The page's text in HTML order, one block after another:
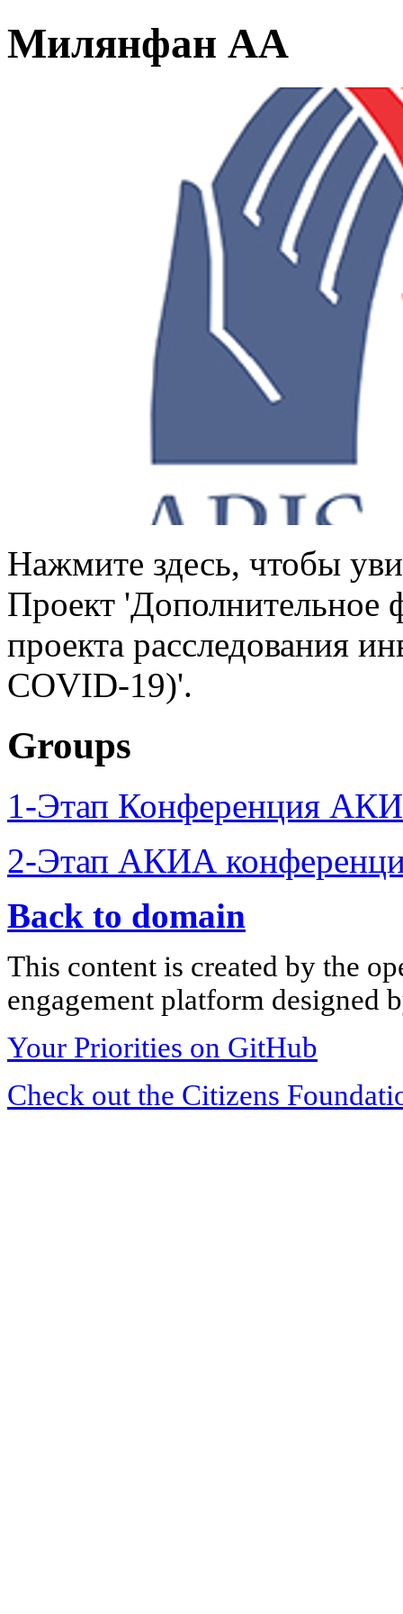
Милянфан АА
Нажмите здесь, чтобы
Проект 'Дополнительное
проекта расследования
COVID-19)'.
Groups
1-Этап Конференция
2-Этап АКИА
Back to domain
This content is created by the
engagement platform designed
Your Priorities on GitHub
Check out the Citizens